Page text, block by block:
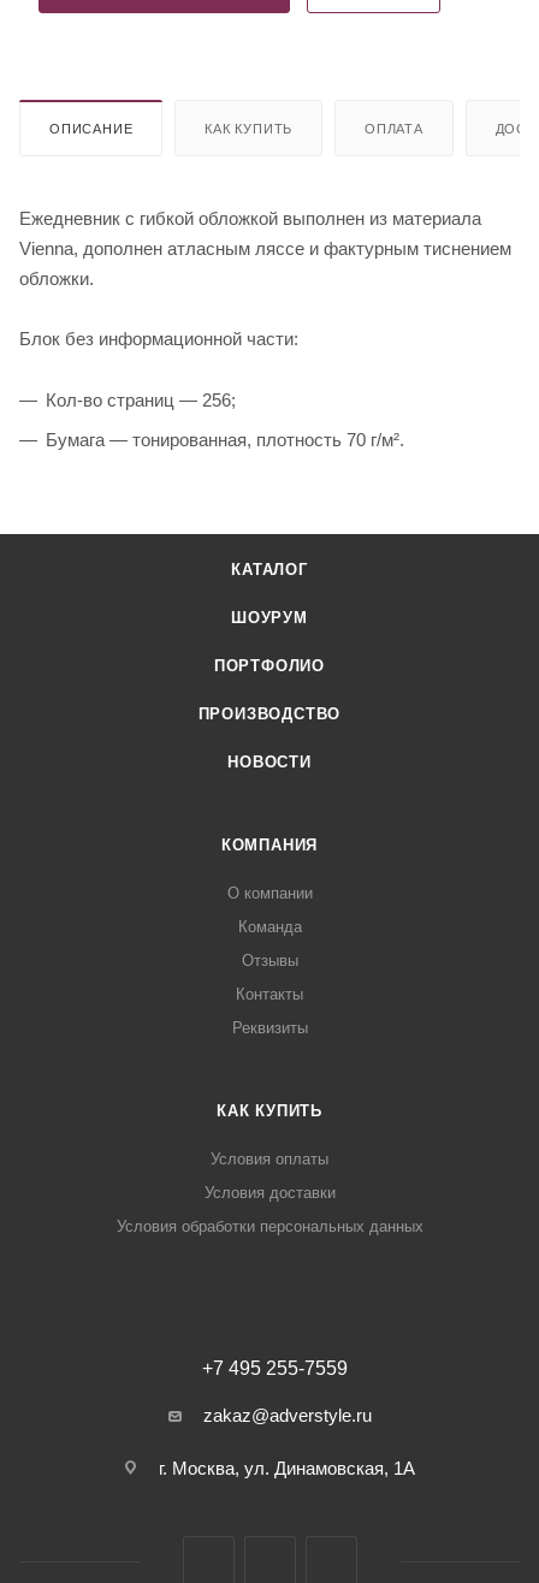
ОПИСАНИЕ КАК КУПИТЬ ОПЛАТА
Ежедневник с гибкой обложкой выполнен из материала
Vienna, дополнен атласным ляссе и фактурным тиснением
обложки.
Блок без информационной части:
Кол-во страниц — 256;
Бумага — тонированная, плотность 70 г/м².
КАТАЛОГ
ШОУРУМ
ПОРТФОЛИО
ПРОИЗВОДСТВО
НОВОСТИ
КОМПАНИЯ
О компании
Команда
Отзывы
Контакты
Реквизиты
КАК КУПИТЬ
Условия оплаты
Условия доставки
Условия обработки персональных данных
+7 495 255-7559
zakaz@adverstyle.ru
г. Москва, ул. Динамовская, 1А